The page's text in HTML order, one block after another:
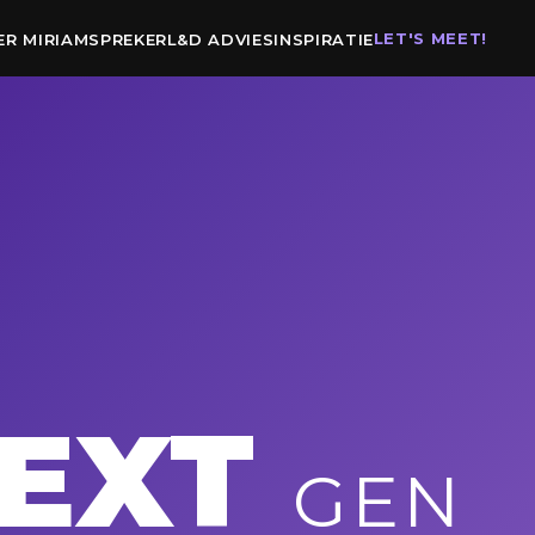
MIRIAMSPREKERL&D ADVIESINSPIRATIELET'S MEET!
GEN